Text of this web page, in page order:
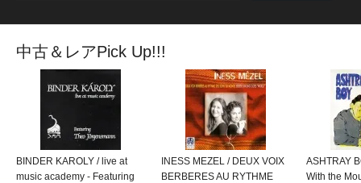
中古＆レアPick Up!!!
BINDER KAROLY / live at
music academy - Featuring
INESS MEZEL / DEUX VOIX
BERBERES AU RYTHME
ASHTRAY
With the